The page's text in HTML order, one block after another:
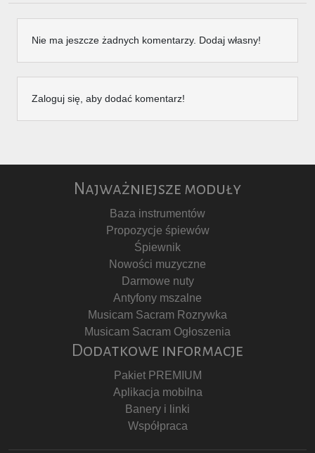
Nie ma jeszcze żadnych komentarzy. Dodaj własny!
Zaloguj się, aby dodać komentarz!
Najważniejsze moduły
Baza instrumentów
Propozycje śpiewów
Śpiewnik
Nowości muzyczne
Darmowe nuty
Antyfony mszalne
Musicam Sacram Rozrywka
Musicam Sacram Ogłoszenia
Dodatkowe informacje
Pakiet PREMIUM
Aplikacja mobilna
Banery i linki
Współpraca